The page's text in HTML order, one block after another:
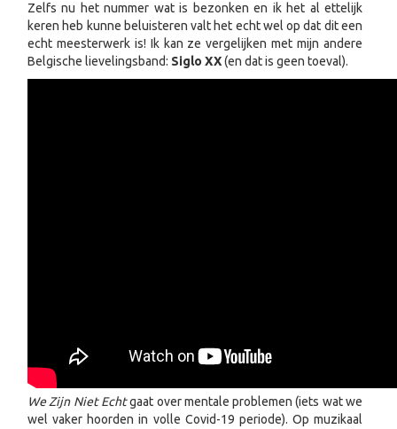
Zelfs nu het nummer wat is bezonken en ik het al ettelijk
keren heb kunne beluisteren valt het echt wel op dat dit een
echt meesterwerk is! Ik kan ze vergelijken met mijn andere
Belgische lievelingsband: Siglo XX(en dat is geen toeval).
We Zijn Niet Echtgaat over mentale problemen (iets wat we
wel vaker hoorden in volle Covid-19 periode). Op muzikaal